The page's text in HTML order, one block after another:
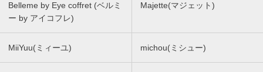
Belleme by Eye coffret (ベルミ
ー by アイコフレ)
Majette(マジェット)
MiiYuu(ミィーユ) michou(ミシュー)